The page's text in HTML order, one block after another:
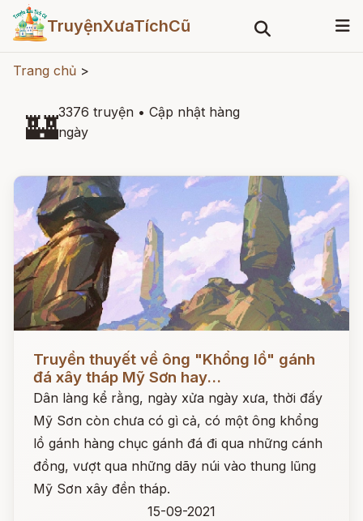
TruyệnXưaTíchCũ
Trang chủ >
🏰3376 truyện • Cập nhật hàng
ngày
Đọc ngay
Truyền thuyết về ông "Khổng lồ" gánh
đá xây tháp Mỹ Sơn hay...
Dân làng kể rằng, ngày xửa ngày xưa, thời đấy
Mỹ Sơn còn chưa có gì cả, có một ông khổng
lồ gánh hàng chục gánh đá đi qua những cánh
đồng, vượt qua những dãy núi vào thung lũng
Mỹ Sơn xây đền tháp.
15-09-2021